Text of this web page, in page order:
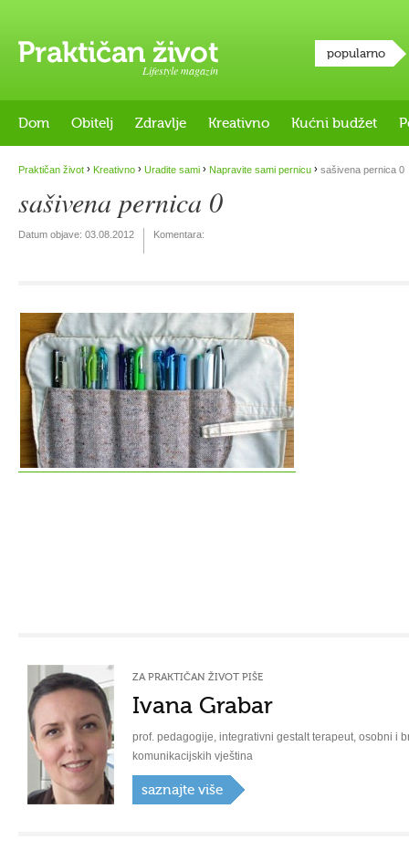
Lifestyle magazin
popularno
Dom Obitelj Zdravlje Kreativno Kućni budžet
Praktičan život › Kreativno › Uradite sami › Napravite sami pernicu › sašivena pernica 0
sašivena pernica 0
Datum objave: 03.08.2012 Komentara:
ZA PRAKTIČAN ŽIVOT PIŠE
Ivana Grabar
prof. pedagogije, integrativni gestalt terapeut, osobni i
komunikacijskih vještina
saznajte više